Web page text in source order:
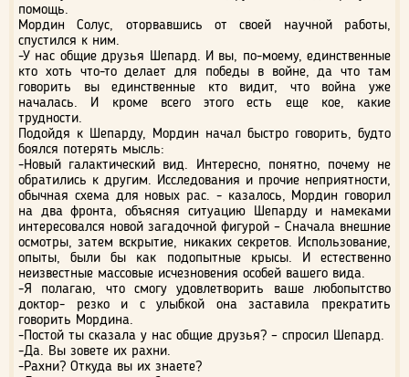
помощь.
Мордин Солус, оторвавшись от своей научной работы,
спустился к ним.
-У нас общие друзья Шепард. И вы, по-моему, единственные
кто хоть что-то делает для победы в войне, да что там
говорить вы единственные кто видит, что война уже
началась. И кроме всего этого есть еще кое, какие
трудности.
Подойдя к Шепарду, Мордин начал быстро говорить, будто
боялся потерять мысль:
-Новый галактический вид. Интересно, понятно, почему не
обратились к другим. Исследования и прочие неприятности,
обычная схема для новых рас. - казалось, Мордин говорил
на два фронта, объясняя ситуацию Шепарду и намеками
интересовался новой загадочной фигурой – Сначала внешние
осмотры, затем вскрытие, никаких секретов. Использование,
опыты, были бы как подопытные крысы. И естественно
неизвестные массовые исчезновения особей вашего вида.
-Я полагаю, что смогу удовлетворить ваше любопытство
доктор- резко и с улыбкой она заставила прекратить
говорить Мордина.
-Постой ты сказала у нас общие друзья? – спросил Шепард.
-Да. Вы зовете их рахни.
-Рахни? Откуда вы их знаете?